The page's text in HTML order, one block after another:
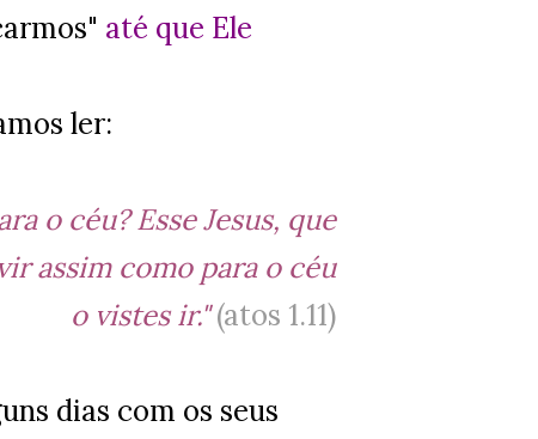
até que Ele
ler:
o céu? Esse Jesus, que
assim como para o céu
o vistes ir."(atos 1.11)
dias com os seus